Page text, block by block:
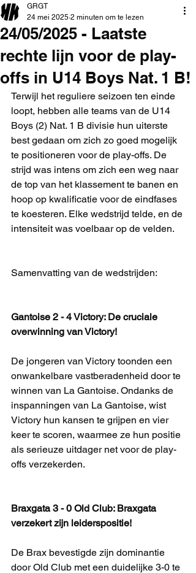
24/05/2025 - Laatste
rechte lijn voor de play-
offs in U14 Boys Nat. 1 B!
GRGT
24 mei 2025 2 minuten om te lezen
Terwijl het reguliere seizoen ten einde
loopt, hebben alle teams van de U14
Boys (2) Nat. 1 B divisie hun uiterste
best gedaan om zich zo goed mogelijk
te positioneren voor de play-offs. De
strijd was intens om zich een weg naar
de top van het klassement te banen en
hoop op kwalificatie voor de eindfases
te koesteren. Elke wedstrijd telde, en de
intensiteit was voelbaar op de velden.
Samenvatting van de wedstrijden:
Gantoise 2 - 4 Victory: De cruciale
overwinning van Victory!
De jongeren van Victory toonden een
onwankelbare vastberadenheid door te
winnen van La Gantoise. Ondanks de
inspanningen van La Gantoise, wist
Victory hun kansen te grijpen en vier
keer te scoren, waarmee ze hun positie
als serieuze uitdager net voor de play-
offs verzekerden.
Braxgata 3 - 0 Old Club: Braxgata
verzekert zijn leiderspositie!
De Brax bevestigde zijn dominantie
door Old Club met een duidelijke 3-0 te